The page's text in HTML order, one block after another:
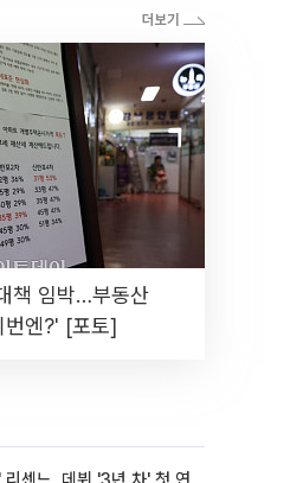
책 임박…부동산
번엔?' [포토]